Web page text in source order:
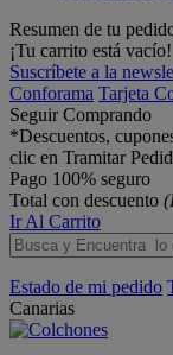
Resumen de tu
¡Tu carrito está vacío!
Suscríbete a la
Conforama Tarjeta
Seguir Comprando
*Descuentos,
clic en Tramitar
Pago 100% seguro
Total con descuento
Ir Al Carrito
Estado de mi pedido
Canarias